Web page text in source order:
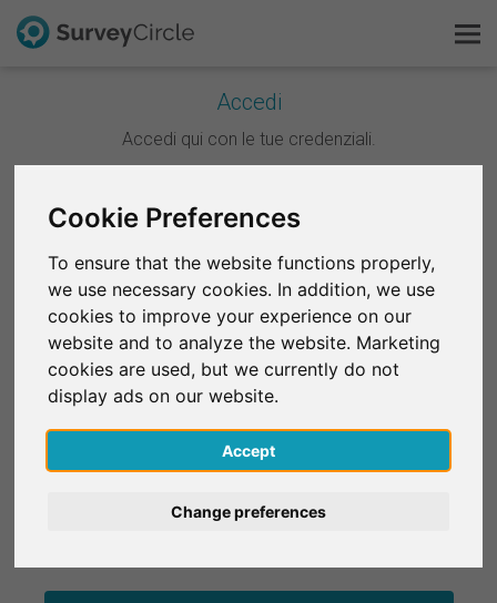
Cookie Preferences
To ensure that the website functions properly,
we use necessary cookies. In addition, we use
cookies to improve your experience on our
website and to analyze the website. Marketing
cookies are used, but we currently do not
display ads on our website.
Accept
Change preferences
Accedi
Accedi qui con le tue credenziali.
Continua con Google
Continua con Facebook
OPPURE
E-mail*
Password*
Questo è SurveyCircle
FAQ
Registrati gratis
English
Deutsch